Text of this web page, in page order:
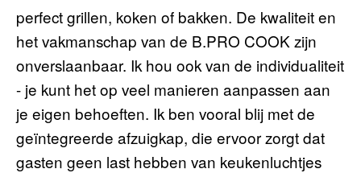
perfect grillen, koken of bakken. De kwaliteit en
het vakmanschap van de B.PRO COOK zijn
onverslaanbaar. Ik hou ook van de individualiteit
- je kunt het op veel manieren aanpassen aan
je eigen behoeften. Ik ben vooral blij met de
geïntegreerde afzuigkap, die ervoor zorgt dat
gasten geen last hebben van keukenluchtjes